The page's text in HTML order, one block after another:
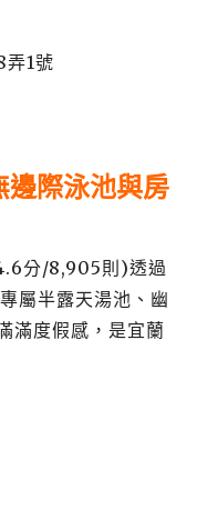
弄1號
邊際泳池與房
分/8,905則)透過
屬半露天湯池、幽
滿度假感，是宜蘭